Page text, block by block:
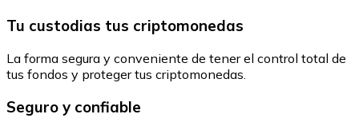
Tu custodias tus criptomonedas
La forma segura y conveniente de tener el control total de
tus fondos y proteger tus criptomonedas.
Seguro y confiable